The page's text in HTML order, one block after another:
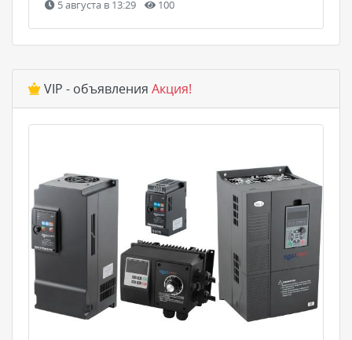
5 августа в 13:29 100
VIP - объявления Акция!